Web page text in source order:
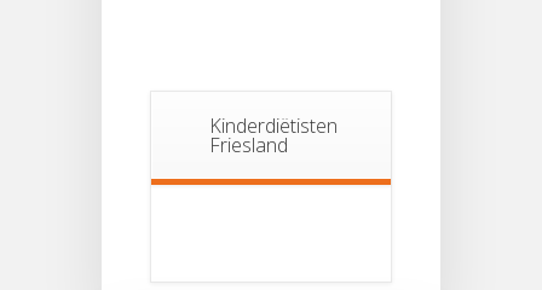
Kinderdiëtisten
Friesland